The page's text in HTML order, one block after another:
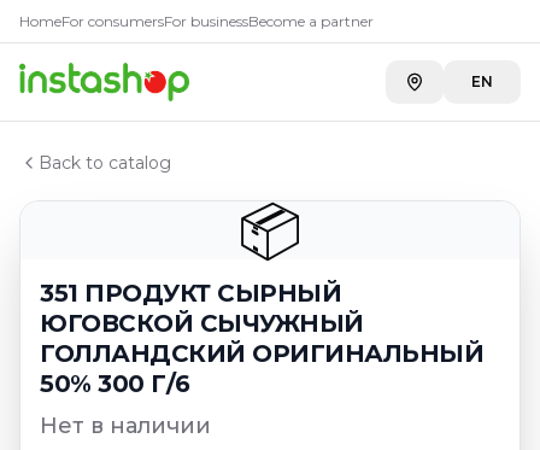
HomeFor consumersFor businessBecome a partner
EN
Back to catalog
📦
351 ПРОДУКТ СЫРНЫЙ
ЮГОВСКОЙ СЫЧУЖНЫЙ
ГОЛЛАНДСКИЙ ОРИГИНАЛЬНЫЙ
50% 300 Г/6
Нет в наличии
Главная
Каталог
351 ПРОДУКТ СЫРНЫЙ ЮГОВСКОЙ СЫЧУЖНЫЙ